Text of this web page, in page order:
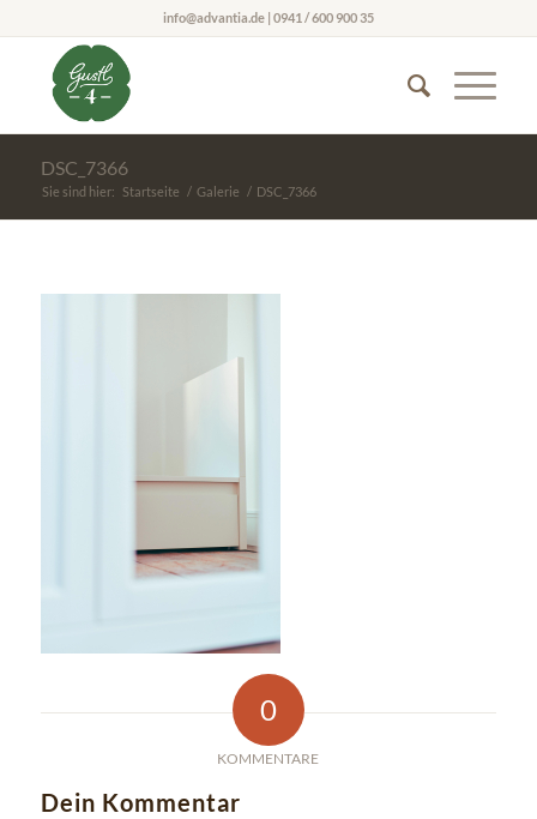
info@advantia.de | 0941 / 600 900 35
DSC_7366
Sie sind hier: Startseite / Galerie / DSC_7366
0
KOMMENTARE
Dein Kommentar